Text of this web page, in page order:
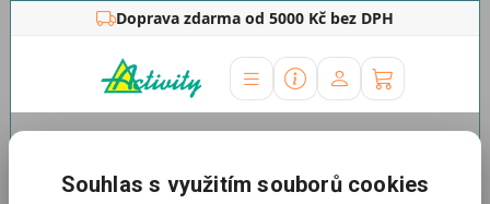
Doprava zdarma od 5000 Kč bez DPH
Souhlas s využitím souborů cookies